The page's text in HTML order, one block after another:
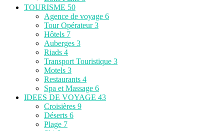
TOURISME 50
Agence de voyage 6
Tour Opérateur3
Hôtels 7
Auberges 3
Riads 4
Transport Touristique 3
Motels 3
Restaurants 4
Spa et Massage 6
IDEES DE VOYAGE 43
Croisières 9
Déserts 6
Plage 7